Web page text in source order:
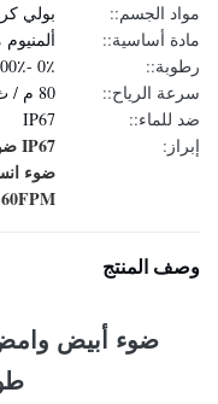
مواد الجسم::
بولي
مادة أساسية::
رطوبة::
0٪ -100٪
سرعة الرياح::
80 م / ث
ضد للماء::
IP67
إبراز:
IP67 ضوء انسداد عالي الكثافة
ضوء
60FPM ضوء عرقلة الطيران بالطاقة الشمسية
وصف المنتج